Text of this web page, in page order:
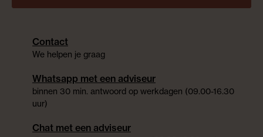
Contact
We helpen je graag
Whatsapp met een adviseur
binnen 30 min. antwoord op werkdagen (09.00-16.30
uur)
Chat met een adviseur